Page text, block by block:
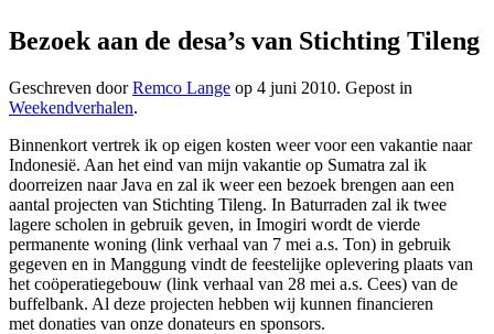
Bezoek aan de desa’s van Stichting Tileng
Geschreven doorRemco Lange op 4 juni 2010. Gepost in
Weekendverhalen.
Binnenkort vertrek ik op eigen kosten weer voor een vakantie naar
Indonesië. Aan het eind van mijn vakantie op Sumatra zal ik
doorreizen naar Java en zal ik weer een bezoek brengen aan een
aantal projecten van Stichting Tileng. In Baturraden zal ik twee
lagere scholen in gebruik geven, in Imogiri wordt de vierde
permanente woning (link verhaal van 7 mei a.s. Ton) in gebruik
gegeven en in Manggung vindt de feestelijke oplevering plaats van
het coöperatiegebouw (link verhaal van 28 mei a.s. Cees) van de
buffelbank. Al deze projecten hebben wij kunnen financieren
met donaties van onze donateurs en sponsors.